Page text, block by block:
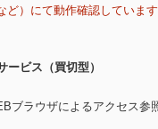
ど）にて動作確認しています
ービス（買切型）
ブラウザによるアクセス参